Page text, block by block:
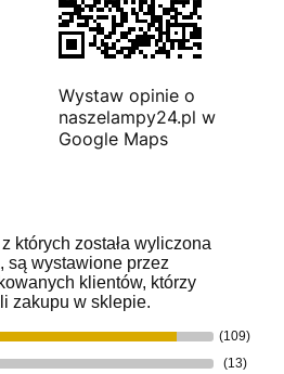
Wystaw opinie o
naszelampy24.pl w
Google Maps
których została wyliczona
są wystawione przez
klientów, którzy
zakupu w sklepie.
(109)
(13)